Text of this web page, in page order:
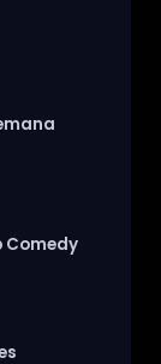
Comedy